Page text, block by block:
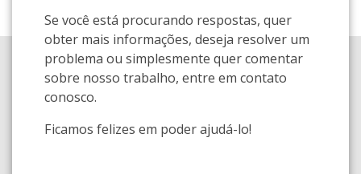
Se você está procurando respostas, quer
obter mais informações, deseja resolver um
problema ou simplesmente quer comentar
sobre nosso trabalho, entre em contato
conosco.
Ficamos felizes em poder ajudá-lo!